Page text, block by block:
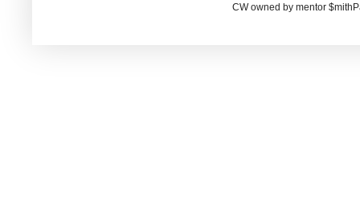
CW owned by mentor